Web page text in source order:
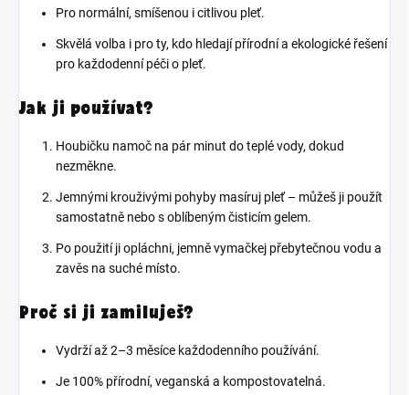
Pro normální, smíšenou i citlivou pleť.
Skvělá volba i pro ty, kdo hledají přírodní a ekologické řešení
pro každodenní péči o pleť.
Jak ji používat?
Houbičku namoč na pár minut do teplé vody, dokud
nezměkne.
Jemnými krouživými pohyby masíruj pleť – můžeš ji použít
samostatně nebo s oblíbeným čisticím gelem.
Po použití ji opláchni, jemně vymačkej přebytečnou vodu a
zavěs na suché místo.
Proč si ji zamiluješ?
Vydrží až 2–3 měsíce každodenního používání.
Je 100% přírodní, veganská a kompostovatelná.